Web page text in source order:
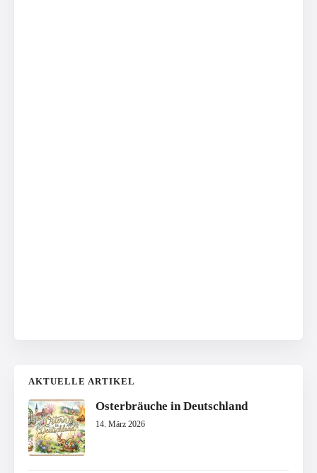
AKTUELLE ARTIKEL
Osterbräuche in Deutschland
14. März 2026